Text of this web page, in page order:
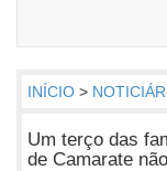
INÍCIO >
Um terço das
de Camarate